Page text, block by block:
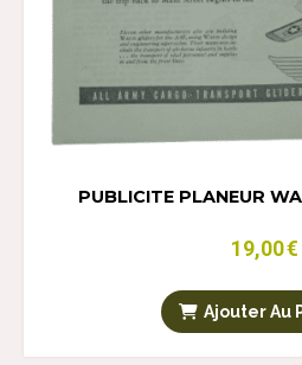
PUBLICITE PLANEUR
19,00€
Ajouter Au